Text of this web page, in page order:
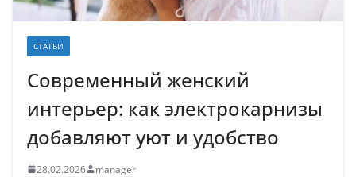
СТАТЬИ
Современный женский
интерьер: как электрокарнизы
добавляют уют и удобство
28.02.2026 manager